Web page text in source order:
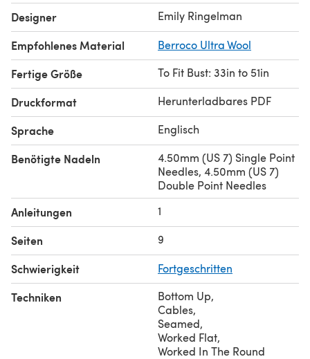
Designer Emily Ringelman
Empfohlenes Material Berroco Ultra Wool
Fertige Größe To Fit Bust: 33in to 51in
Druckformat Herunterladbares PDF
Sprache Englisch
Benötigte Nadeln
4.50mm (US 7) Single Point
Needles, 4.50mm (US 7)
Double Point Needles
Anleitungen 1
Seiten 9
Schwierigkeit Fortgeschritten
Techniken Bottom Up,
Cables,
Seamed,
Worked Flat,
Worked In The Round